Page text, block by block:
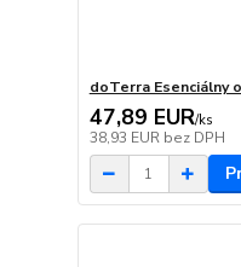
doTerra Esenciálny
47,89 EUR/ks
38,93 EUR bez DPH